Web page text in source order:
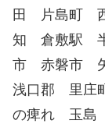
田 片島町
知 倉敷駅
市 赤磐市
浅口郡 里
の痺れ 玉